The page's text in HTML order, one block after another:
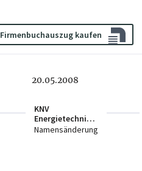
Firmenbuchauszug kaufen
20.05.2008
KNV
Energietechnik
GmbH
Namensänderung